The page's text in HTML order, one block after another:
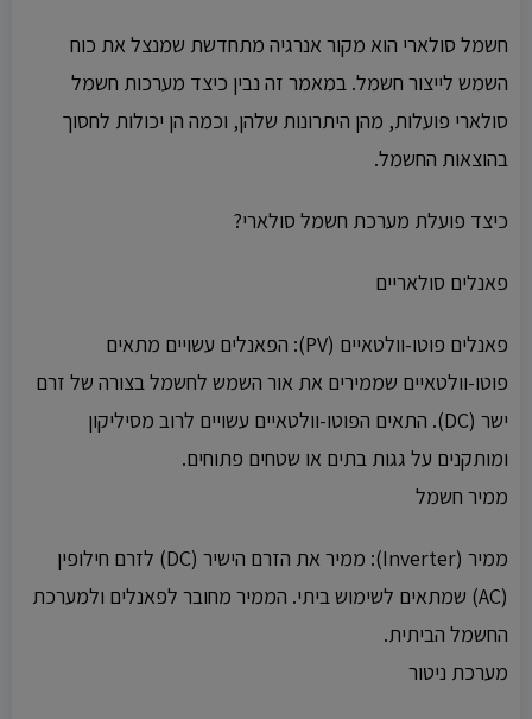
חשמל סולארי הוא מקור אנרגיה מתחדשת שמנצל את כוח
השמש לייצור חשמל. במאמר זה נבין כיצד מערכות חשמל
סולארי פועלות, מהן היתרונות שלהן, וכמה הן יכולות לחסוך
בהוצאות החשמל.
כיצד פועלת מערכת חשמל סולארי?
פאנלים סולאריים
פאנלים פוטו-וולטאיים (PV): הפאנלים עשויים מתאים
פוטו-וולטאיים שממירים את אור השמש לחשמל בצורה של זרם
ישר (DC). התאים הפוטו-וולטאיים עשויים לרוב מסיליקון
ומותקנים על גגות בתים או שטחים פתוחים.
ממיר חשמל
ממיר (Inverter): ממיר את הזרם הישיר (DC) לזרם חילופין
(AC) שמתאים לשימוש ביתי. הממיר מחובר לפאנלים ולמערכת
החשמל הביתית.
מערכת ניטור